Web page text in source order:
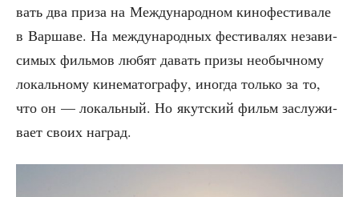
вать два при­за на Меж­ду­на­род­ном кино­фе­сти­ва­ле
в Вар­ша­ве. На меж­ду­на­род­ных фести­ва­лях неза­ви­
си­мых филь­мов любят давать при­зы необыч­но­му
локаль­но­му кине­ма­то­гра­фу, ино­гда толь­ко за то,
что он — локаль­ный. Но якут­ский фильм заслу­жи­
ва­ет сво­их наград.